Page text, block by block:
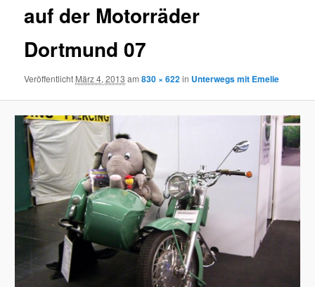
auf der Motorräder
Dortmund 07
Veröffentlicht März 4, 2013 am830 × 622in Unterwegs mit Emelie